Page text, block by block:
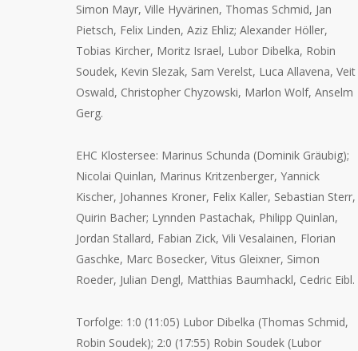
Simon Mayr, Ville Hyvärinen, Thomas Schmid, Jan
Pietsch, Felix Linden, Aziz Ehliz; Alexander Höller,
Tobias Kircher, Moritz Israel, Lubor Dibelka, Robin
Soudek, Kevin Slezak, Sam Verelst, Luca Allavena, Veit
Oswald, Christopher Chyzowski, Marlon Wolf, Anselm
Gerg.
EHC Klostersee: Marinus Schunda (Dominik Gräubig);
Nicolai Quinlan, Marinus Kritzenberger, Yannick
Kischer, Johannes Kroner, Felix Kaller, Sebastian Sterr,
Quirin Bacher; Lynnden Pastachak, Philipp Quinlan,
Jordan Stallard, Fabian Zick, Vili Vesalainen, Florian
Gaschke, Marc Bosecker, Vitus Gleixner, Simon
Roeder, Julian Dengl, Matthias Baumhackl, Cedric Eibl.
Torfolge: 1:0 (11:05) Lubor Dibelka (Thomas Schmid,
Robin Soudek); 2:0 (17:55) Robin Soudek (Lubor